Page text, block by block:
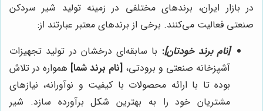
در بازار ایران، برندهای مختلفی در زمینه تولید شیر سردکن
صنعتی فعالیت می‌کنند. برخی از برندهای معتبر عبارتند از:
[نام برند خودتان]: با سابقه‌ای درخشان در تولید تجهیزات
آشپزخانه صنعتی و برودتی، [نام برند شما] همواره در تلاش
بوده تا با ارائه محصولات با کیفیت و نوآورانه، نیازهای
مشتریان خود را به بهترین شکل برآورده سازد. شیر